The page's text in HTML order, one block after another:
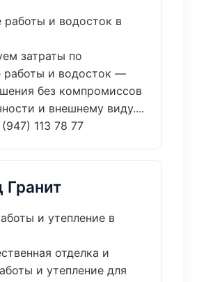
работы и водосток в
затраты по
работы и водосток —
без компромиссов
и внешнему виду....
113 78 77
и утепление в
отделка и
и утепление для